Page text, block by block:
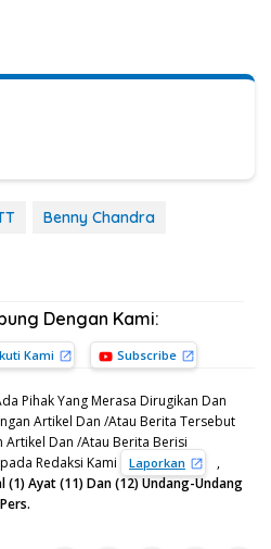
Benny Chandra
Dengan Kami:
Kami Subscribe
Pihak Yang Merasa Dirugikan Dan
Artikel Dan /Atau Berita Tersebut
Dan /Atau Berita Berisi
Redaksi Kami
Laporkan
,
(1) Ayat (11) Dan (12) Undang-Undang